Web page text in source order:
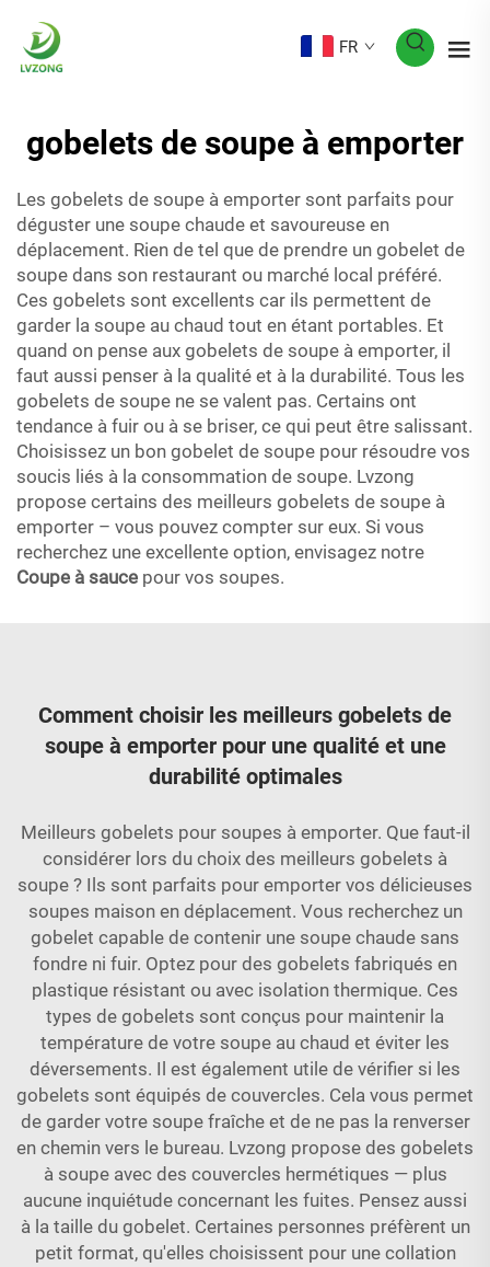
FR
gobelets de soupe à emporter
Les gobelets de soupe à emporter sont parfaits pour
déguster une soupe chaude et savoureuse en
déplacement. Rien de tel que de prendre un gobelet de
soupe dans son restaurant ou marché local préféré.
Ces gobelets sont excellents car ils permettent de
garder la soupe au chaud tout en étant portables. Et
quand on pense aux gobelets de soupe à emporter, il
faut aussi penser à la qualité et à la durabilité. Tous les
gobelets de soupe ne se valent pas. Certains ont
tendance à fuir ou à se briser, ce qui peut être salissant.
Choisissez un bon gobelet de soupe pour résoudre vos
soucis liés à la consommation de soupe. Lvzong
propose certains des meilleurs gobelets de soupe à
emporter – vous pouvez compter sur eux. Si vous
recherchez une excellente option, envisagez notre
Coupe à sauce pour vos soupes.
Comment choisir les meilleurs gobelets de
soupe à emporter pour une qualité et une
durabilité optimales
Meilleurs gobelets pour soupes à emporter. Que faut-il
considérer lors du choix des meilleurs gobelets à
soupe ? Ils sont parfaits pour emporter vos délicieuses
soupes maison en déplacement. Vous recherchez un
gobelet capable de contenir une soupe chaude sans
fondre ni fuir. Optez pour des gobelets fabriqués en
plastique résistant ou avec isolation thermique. Ces
types de gobelets sont conçus pour maintenir la
température de votre soupe au chaud et éviter les
déversements. Il est également utile de vérifier si les
gobelets sont équipés de couvercles. Cela vous permet
de garder votre soupe fraîche et de ne pas la renverser
en chemin vers le bureau. Lvzong propose des gobelets
à soupe avec des couvercles hermétiques — plus
aucune inquiétude concernant les fuites. Pensez aussi
à la taille du gobelet. Certaines personnes préfèrent un
petit format, qu'elles choisissent pour une collation